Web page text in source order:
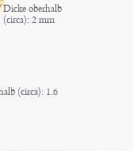
Dicke oberhalb
(circa): 2 mm
(circa): 1.6